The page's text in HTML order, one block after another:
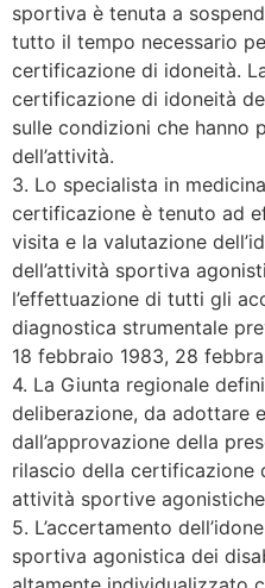
sportiva è tenuta a
tutto il tempo necessario
certificazione di idoneità.
certificazione di idoneità
sulle condizioni che hanno
dell’attività.
3. Lo specialista in
certificazione è tenuto ad
visita e la valutazione
dell’attività sportiva
l’effettuazione di tutti gli
diagnostica strumentale
18 febbraio 1983, 28
4. La Giunta regionale
deliberazione, da adottare
dall’approvazione della
rilascio della certificazione
attività sportive
5. L’accertamento
sportiva agonistica dei